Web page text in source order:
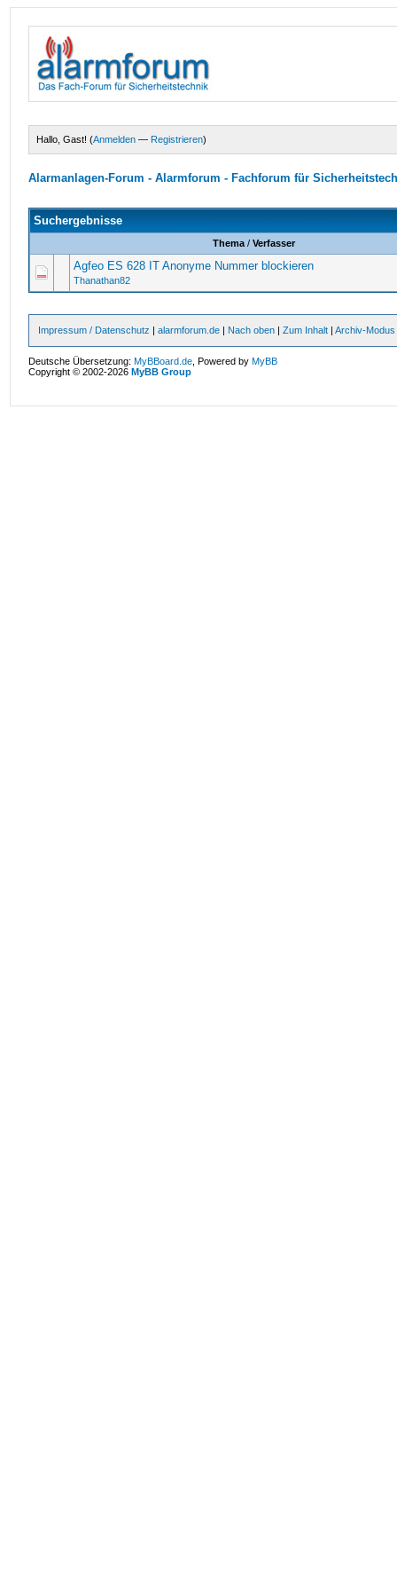
Hallo, Gast! (Anmelden — Registrieren)
Alarmanlagen-Forum - Alarmforum - Fachforum für
Suchergebnisse
Thema /Verfasser
Agfeo ES 628 IT Anonyme Nummer blockieren
Thanathan82
Impressum / Datenschutz |alarmforum.de | Nach oben |Zum Inhalt |Archiv-Modus
Deutsche Übersetzung:MyBBoard.de , Powered byMyBB
Copyright © 2002-2026MyBB Group